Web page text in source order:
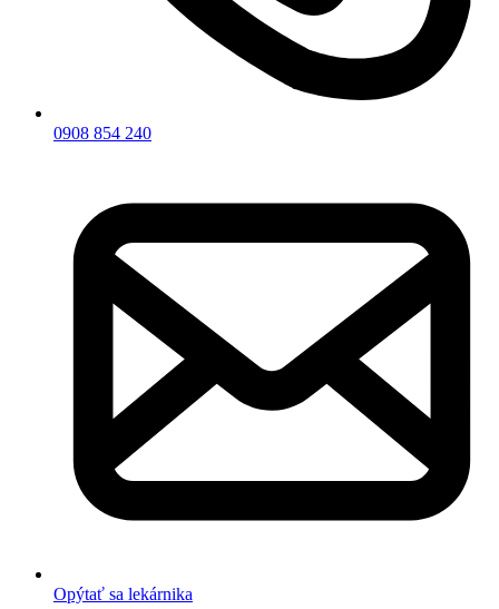
0908 854 240
Opýtať sa lekárnika